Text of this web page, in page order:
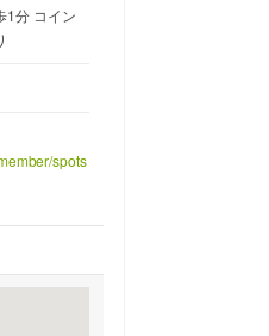
分 コイン
spots